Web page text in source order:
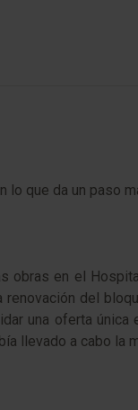
que da un paso
obras en el
del
una oferta
llevado a cabo la